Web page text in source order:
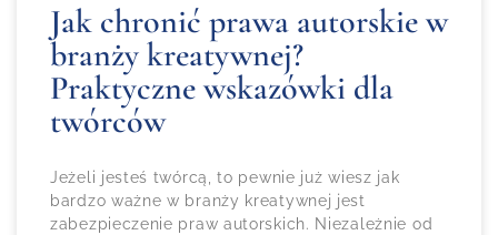
Jak chronić prawa autorskie w
branży kreatywnej?
Praktyczne wskazówki dla
twórców
Jeżeli jesteś twórcą, to pewnie już wiesz jak
bardzo ważne w branży kreatywnej jest
zabezpieczenie praw autorskich. Niezależnie od